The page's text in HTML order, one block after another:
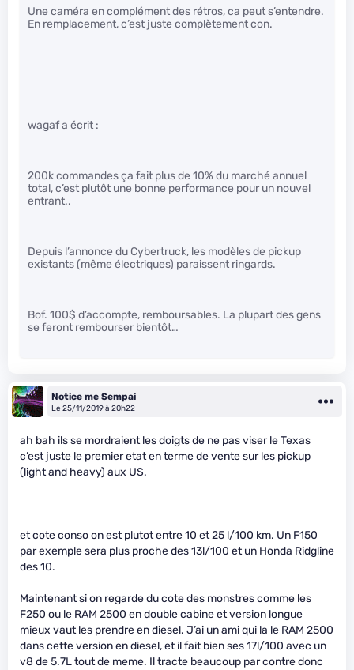
Une caméra en complément des rétros, ca peut s’entendre.
En remplacement, c’est juste complètement con.
wagaf a écrit :
200k commandes ça fait plus de 10% du marché annuel
total, c’est plutôt une bonne performance pour un nouvel
entrant..
Depuis l’annonce du Cybertruck, les modèles de pickup
existants (même électriques) paraissent ringards.
Bof. 100$ d’accompte, remboursables. La plupart des gens
se feront rembourser bientôt…
Notice me Sempai
Le 25/11/2019 à 20h22
ah bah ils se mordraient les doigts de ne pas viser le Texas
c’est juste le premier etat en terme de vente sur les pickup
(light and heavy) aux US.
et cote conso on est plutot entre 10 et 25 l/100 km. Un F150
par exemple sera plus proche des 13l/100 et un Honda Ridgline
des 10.
Maintenant si on regarde du cote des monstres comme les
F250 ou le RAM 2500 en double cabine et version longue
mieux vaut les prendre en diesel. J’ai un ami qui la le RAM 2500
dans cette version en diesel, et il fait bien ses 17l/100 avec un
v8 de 5.7L tout de meme. Il tracte beaucoup par contre donc